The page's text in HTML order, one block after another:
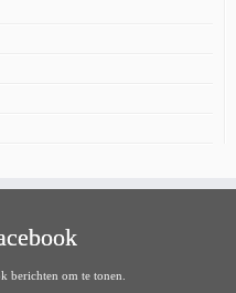
berichten om te tonen.